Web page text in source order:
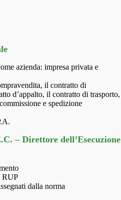
azienda: impresa privata e
il contratto di
d’appalto, il contratto di trasporto,
e spedizione
– Direttore dell’Esecuzione
RUP
dalla norma